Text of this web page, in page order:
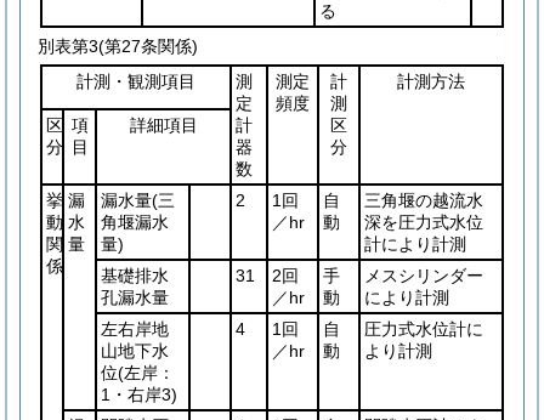
る
別表第3(第27条関係)
計測・観測項目
測
定
計
器
数
測定
頻度
計
測
区
分
計測方法
区
分
項
目
詳細項目
挙
動
関
係
漏
水
量
漏水量(三
角堰漏水
量)
2
1回
／hr
自
動
三角堰の越流水
深を圧力式水位
計により計測
基礎排水
孔漏水量
31
2回
／hr
手
動
メスシリンダー
により計測
左右岸地
山地下水
位(左岸：
1・右岸3)
4
1回
／hr
自
動
圧力式水位計に
より計測